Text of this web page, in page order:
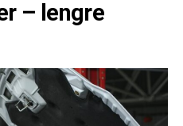
– lengre